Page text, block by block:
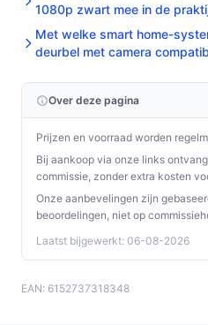
1080p zwart mee in de
Met welke smart home-
deurbel met camera
Over deze pagina
Prijzen en voorraad worden
Bij aankoop via onze links
commissie, zonder extra kosten
Onze aanbevelingen zijn
beoordelingen, niet op
Laatst bijgewerkt: 06-08-2026
EAN: 6152737318348